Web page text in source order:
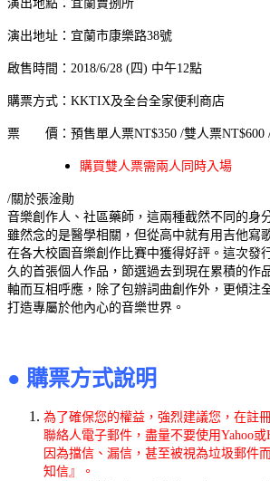
演出地點：宜蘭賣捌所
演出地址：宜蘭市康樂路38號
啟售時間：2018/6/28 (四) 中午12點
購票方式：KKTIX及全台全家便利商店
票 價：預售單人票NT$350 /雙人票NT$600 /
購買雙人票需兩人同時入場
/關於張淦勛
音樂創作人、社區藥師，這兩種截然不同的身
雖然念的是醫學相關，但從高中就有用吉他寫
在各大校園音樂創作比賽中獲得好評。這次發
久的首張個人作品，節選過去到現在累積的作
軸而互相呼應，除了包辦詞曲創作外，更傾注
打造專屬於他內心的音樂世界。
● 購票方式說明
為了確保您的權益，強烈建議您，在註
聯絡人電子郵件，盡量不要使用Yahoo
因為擋信、漏信，甚至被視為垃圾郵件
知信』。